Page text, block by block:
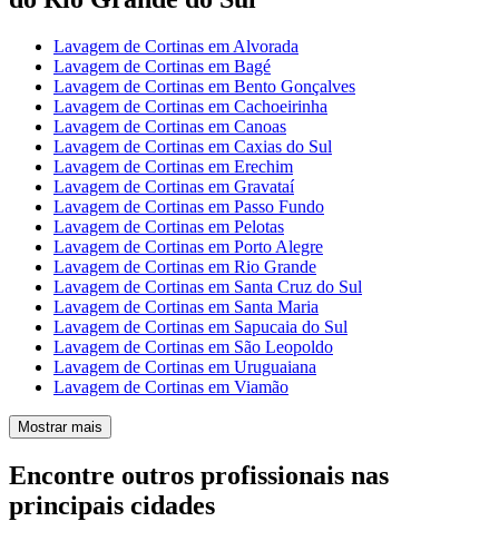
Lavagem de Cortinas em Alvorada
Lavagem de Cortinas em Bagé
Lavagem de Cortinas em Bento Gonçalves
Lavagem de Cortinas em Cachoeirinha
Lavagem de Cortinas em Canoas
Lavagem de Cortinas em Caxias do Sul
Lavagem de Cortinas em Erechim
Lavagem de Cortinas em Gravataí
Lavagem de Cortinas em Passo Fundo
Lavagem de Cortinas em Pelotas
Lavagem de Cortinas em Porto Alegre
Lavagem de Cortinas em Rio Grande
Lavagem de Cortinas em Santa Cruz do Sul
Lavagem de Cortinas em Santa Maria
Lavagem de Cortinas em Sapucaia do Sul
Lavagem de Cortinas em São Leopoldo
Lavagem de Cortinas em Uruguaiana
Lavagem de Cortinas em Viamão
Mostrar mais
Encontre outros profissionais nas
principais cidades